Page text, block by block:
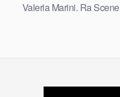
Valeria Marini. Ra Scene